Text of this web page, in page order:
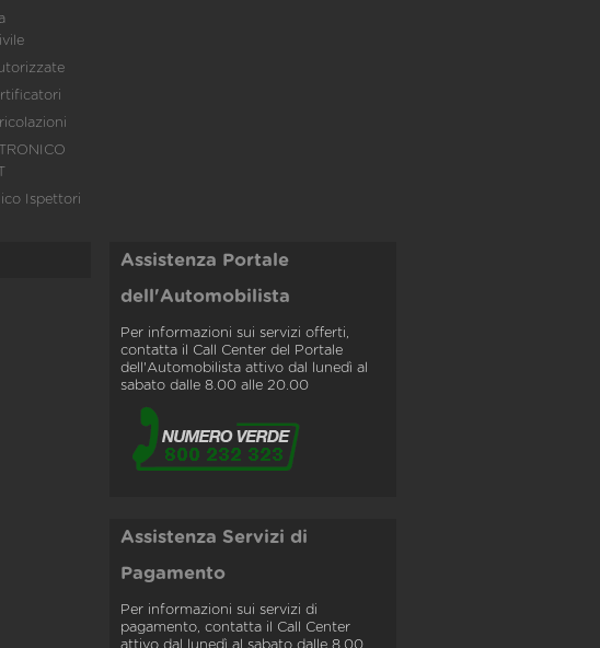
Ispettori
Assistenza Portale
dell'Automobilista
Per informazioni sui servizi offerti,
contatta il Call Center del Portale
dell'Automobilista attivo dal lunedì al
sabato dalle 8.00 alle 20.00
Assistenza Servizi di
Pagamento
Per informazioni sui servizi di
pagamento, contatta il Call Center